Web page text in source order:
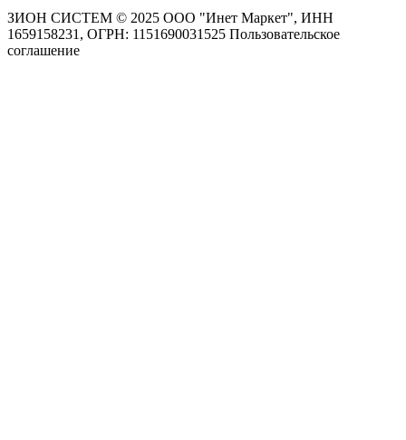
ЗИОН СИСТЕМ © 2025 ООО "Инет Маркет", ИНН
1659158231, ОГРН: 1151690031525 Пользовательское
соглашение